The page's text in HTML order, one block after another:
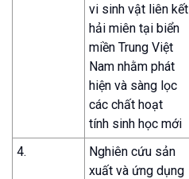
vi sinh vật liên kết
hải miên tại biển
miền Trung Việt
Nam nhằm phát
hiện và sàng lọc
các chất hoạt
tính sinh học mới
4.
Nghiên cứu sản
xuất và ứng dụng